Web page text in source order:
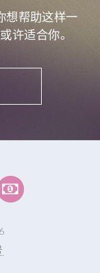
想帮助这样一
许适合你。